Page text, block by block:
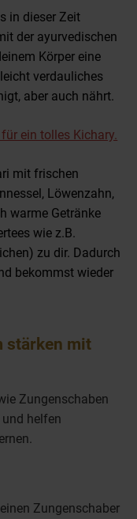
in dieser Zeit
der ayurvedischen
Körper eine
verdauliches
aber auch nährt.
ein tolles Kichary.
mit frischen
Löwenzahn,
warme Getränke
wie z.B.
zu dir. Dadurch
bekommst wieder
stärken mit
Zungenschaben
helfen
Zungenschaber